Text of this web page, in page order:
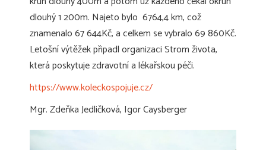
dlouhý 1 200m. Najeto bylo 6764,4 km, což
znamenalo 67 644Kč, a celkem se vybralo 69 860Kč.
Letošní výtěžek připadl organizaci Strom života,
která poskytuje zdravotní a lékařskou péči.
https://www.koleckospojuje.cz/
Mgr. Zdeňka Jedličková, Igor Caysberger